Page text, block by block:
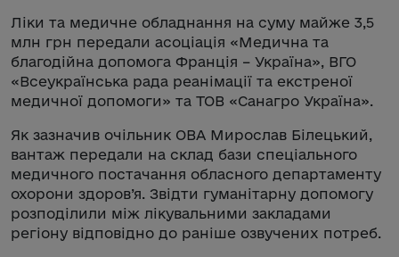
Ліки та медичне обладнання на суму майже 3,5
млн грн передали асоціація «Медична та
благодійна допомога Франція – Україна», ВГО
«Всеукраїнська рада реанімації та екстреної
медичної допомоги» та ТОВ «Санагро Україна».
Як зазначив очільник ОВА Мирослав Білецький,
вантаж передали на склад бази спеціального
медичного постачання обласного департаменту
охорони здоров’я. Звідти гуманітарну допомогу
розподілили між лікувальними закладами
регіону відповідно до раніше озвучених потреб.